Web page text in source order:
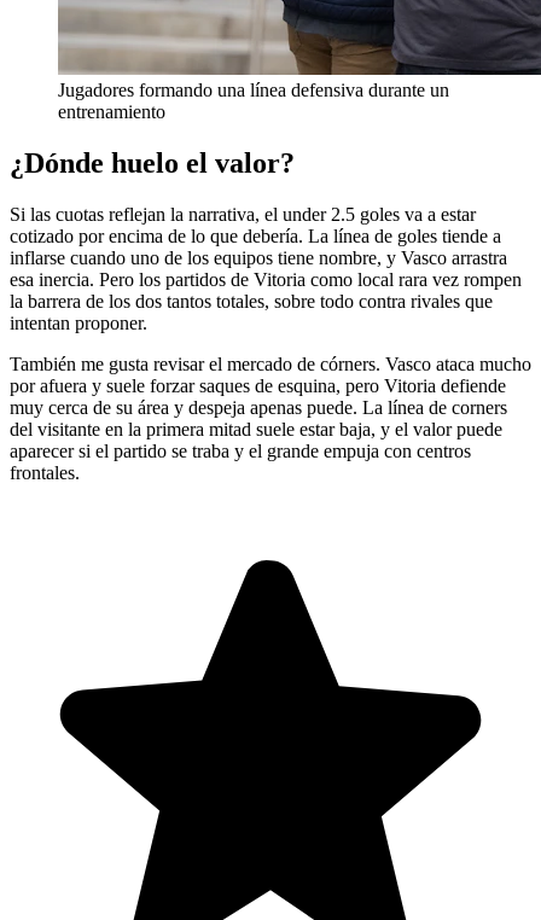
Jugadores formando una línea defensiva durante un
entrenamiento
¿Dónde huelo el valor?
Si las cuotas reflejan la narrativa, el under 2.5 goles va a estar
cotizado por encima de lo que debería. La línea de goles tiende a
inflarse cuando uno de los equipos tiene nombre, y Vasco arrastra
esa inercia. Pero los partidos de Vitoria como local rara vez rompen
la barrera de los dos tantos totales, sobre todo contra rivales que
intentan proponer.
También me gusta revisar el mercado de córners. Vasco ataca mucho
por afuera y suele forzar saques de esquina, pero Vitoria defiende
muy cerca de su área y despeja apenas puede. La línea de corners
del visitante en la primera mitad suele estar baja, y el valor puede
aparecer si el partido se traba y el grande empuja con centros
frontales.